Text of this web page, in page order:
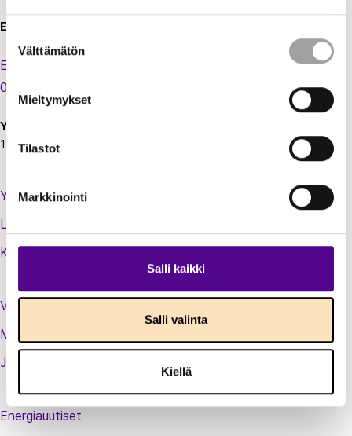
Suostumuksen
valinta
Välttämätön
Mieltymykset
Tilastot
Markkinointi
Salli kaikki
Salli valinta
Kiellä
Energiateollisuus ry
Eteläranta 10,
00130 Helsinki
Y-tunnus:
1924697-5
Yhteystiedot
Laskutustiedot
Kirjaudu sisään jäsenextraan
Vastuullisuusteot
Medialle
Jäsenluettelo
Energiauutiset